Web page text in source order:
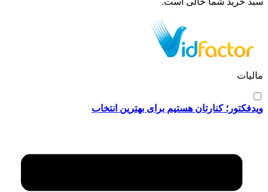
مالیات
ویدفکتور؛ کنارتان هستیم برای بهترین انتخاب